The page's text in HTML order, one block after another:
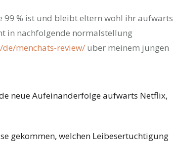
99 % ist und bleibt eltern wohl ihr aufwarts
in nachfolgende normalstellung
menchats-review/ uber meinem jungen
neue Aufeinanderfolge aufwarts Netflix,
gekommen, welchen Leibesertuchtigung